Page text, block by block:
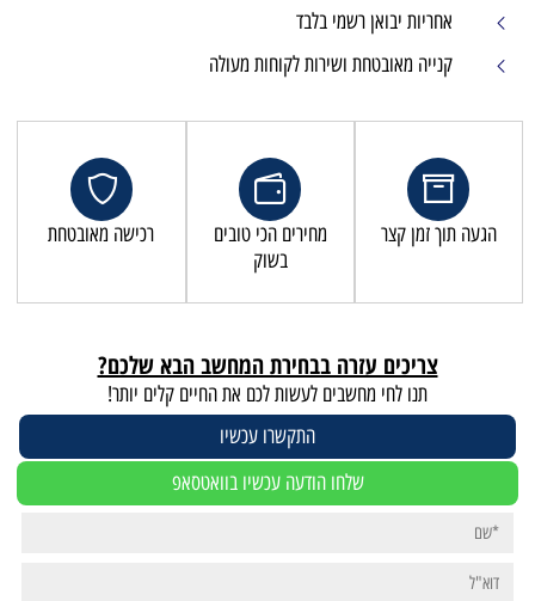
אחריות יבואן רשמי בלבד
קנייה מאובטחת ושירות לקוחות מעולה
הגעה תוך זמן קצר
מחירים הכי טובים
בשוק
רכישה מאובטחת
צריכים עזרה בבחירת המחשב הבא שלכם?
תנו לחי מחשבים לעשות לכם את החיים קלים יותר!
התקשרו עכשיו
שלחו הודעה עכשיו בוואטסאפ